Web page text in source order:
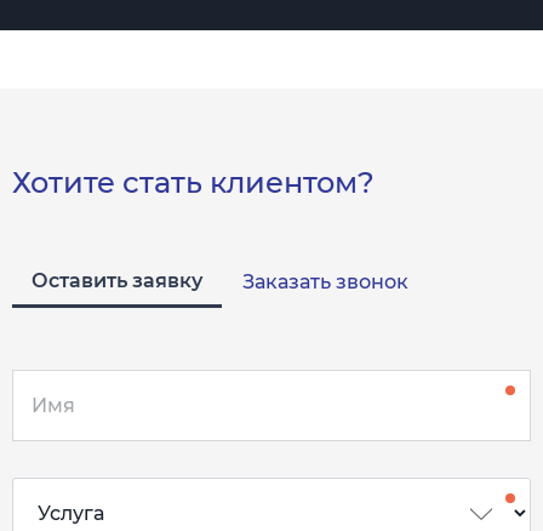
Хотите стать клиентом?
Оставить заявку Заказать звонок